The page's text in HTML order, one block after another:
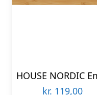
kr. 119,00